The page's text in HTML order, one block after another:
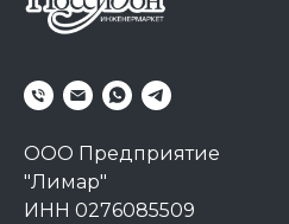
ООО Предприятие
"Лимар"
ИНН 0276085509